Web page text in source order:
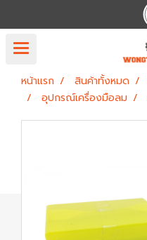
หน้าแรก สินค้าทั้งหมด
อุปกรณ์เครื่องมือลม